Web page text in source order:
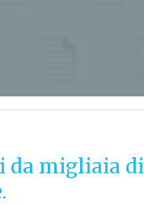
da migliaia di